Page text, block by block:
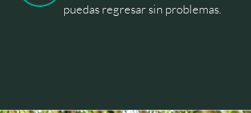
puedas regresar sin problemas.